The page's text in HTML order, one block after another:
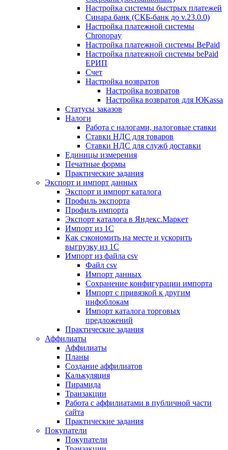
Настройка системы быстрых платежей
Синара банк (СКБ-банк до v.23.0.0)
Настройка платежной системы
Chronopay
Настройка платежной системы BePaid
Настройка платежной системы bePaid
ЕРИП
Счет
Настройка возвратов
Настройка возвратов
Настройка возвратов для ЮKassa
Статусы заказов
Налоги
Работа с налогами, налоговые ставки
Ставки НДС для товаров
Ставки НДС для служб доставки
Единицы измерения
Печатные формы
Практические задания
Экспорт и импорт данных
Экспорт и импорт каталога
Профиль экспорта
Профиль импорта
Экспорт каталога в Яндекс.Маркет
Импорт из 1С
Как сэкономить на месте и ускорить
выгрузку из 1С
Импорт из файла csv
Файл csv
Импорт данных
Сохранение конфигурации импорта
Импорт с привязкой к другим
инфоблокам
Импорт каталога торговых
предложений
Практические задания
Аффилиаты
Аффилиаты
Планы
Создание аффилиатов
Калькуляция
Пирамида
Транзакции
Работа с аффилиатами в публичной части
сайта
Практические задания
Покупатели
Покупатели